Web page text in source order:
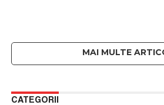
CATEGORII